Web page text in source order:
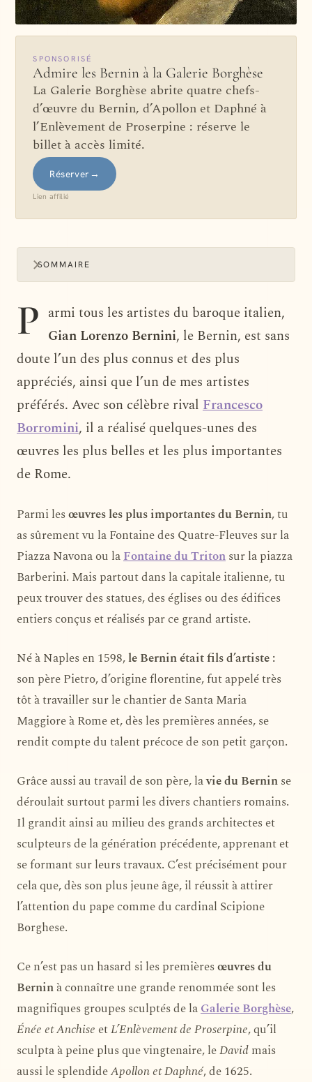
SPONSORISÉ
Admire les Bernin à la Galerie Borghèse
La Galerie Borghèse abrite quatre chefs-
d’œuvre du Bernin, d’Apollon et Daphné à
l’Enlèvement de Proserpine : réserve le
billet à accès limité.
Réserver →
Lien affilié
SOMMAIRE
P armi tous les artistes du baroque italien,
Gian Lorenzo Bernini, le Bernin, est sans
doute l’un des plus connus et des plus
appréciés, ainsi que l’un de mes artistes
préférés. Avec son célèbre rival Francesco
Borromini, il a réalisé quelques-unes des
œuvres les plus belles et les plus importantes
de Rome.
Parmi lesœuvres les plus importantes du Bernin, tu
as sûrement vu la Fontaine des Quatre-Fleuves sur la
Piazza Navona ou laFontaine du Tritonsur la piazza
Barberini. Mais partout dans la capitale italienne, tu
peux trouver des statues, des églises ou des édifices
entiers conçus et réalisés par ce grand artiste.
Né à Naples en 1598,le Bernin était fils d’artiste :
son père Pietro, d’origine florentine, fut appelé très
tôt à travailler sur le chantier de Santa Maria
Maggiore à Rome et, dès les premières années, se
rendit compte du talent précoce de son petit garçon.
Grâce aussi au travail de son père, lavie du Berninse
déroulait surtout parmi les divers chantiers romains.
Il grandit ainsi au milieu des grands architectes et
sculpteurs de la génération précédente, apprenant et
se formant sur leurs travaux. C’est précisément pour
cela que, dès son plus jeune âge, il réussit à attirer
l’attention du pape comme du cardinal Scipione
Borghese.
Ce n’est pas un hasard si les premièresœuvres du
Berninà connaître une grande renommée sont les
magnifiques groupes sculptés de laGalerie Borghèse,
Énée et Anchise etL’Enlèvement de Proserpine, qu’il
sculpta à peine plus que vingtenaire, leDavidmais
aussi le splendideApollon et Daphné, de 1625.